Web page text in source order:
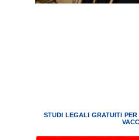
STUDI LEGALI GRATUITI